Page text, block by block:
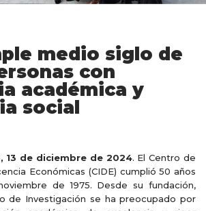
medio siglo de
con
académica y
social
13 de diciembre de 2024. El Centro de
Económicas (CIDE) cumplió 50 años
de 1975. Desde su fundación,
de Investigación se ha preocupado por